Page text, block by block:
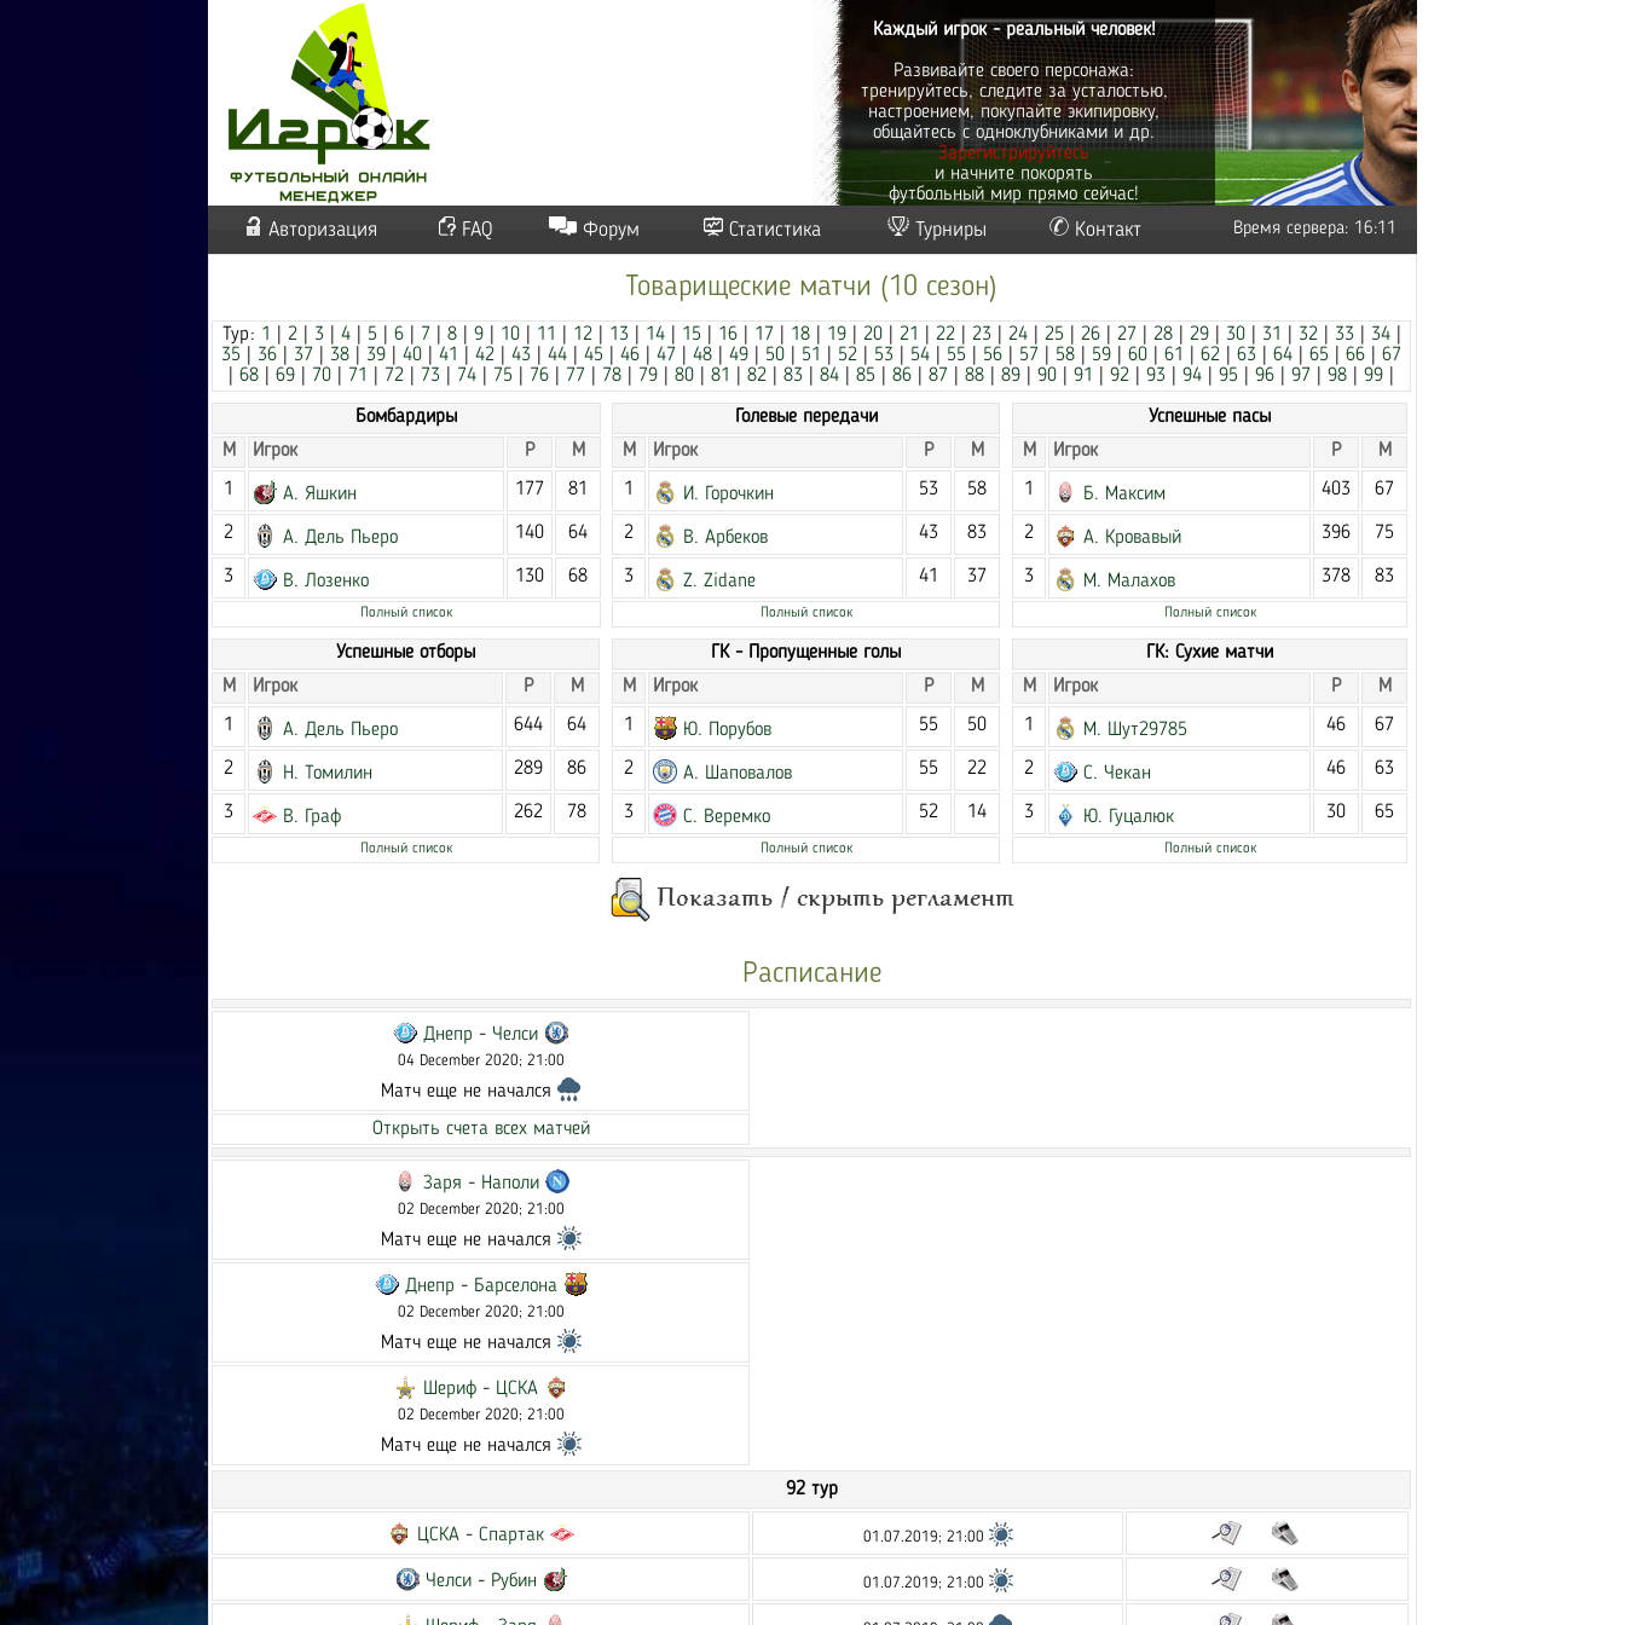
Каждый игрок - реальный человек!
Развивайте своего персонажа:
тренируйтесь, следите за усталостью,
настроением, покупайте экипировку,
общайтесь с одноклубниками и др.
Зарегистрируйтесь
и начните покорять
футбольный мир прямо сейчас!
Авторизация FAQ Форум Статистика Турниры Контакт Время сервера: 16:11
Товарищеские матчи (10 сезон)
Тур: 1 2| 3 4| 5| 6| 7 8| 9| 10| 11 12| 13 14| 15| 16| 17 18| 19| 20| 21 22| 23 24| 25| 26| 27 28| 29| 30| 31 32| 33 34|
35
36 37 38 39 40 41 42 43 44 45 46 47 48 49 50 51 52 53 54 55 56 57 58 59 60 61 62 63 64 65 66
67
68 69 70 71 72 73 74 75 76 77 78 79 80 81 82 83 84 85 86 87 88 89 90 91 92 93 94 95 96 97 98 99
Бомбардиры
М
Игрок Р
М
1
А. Яшкин 177 81
2 А. Дель Пьеро 140 64
3 В. Лозенко 130 68
Полный список
Голевые передачи
М
Игрок Р
М
1
И. Горочкин 53 58
2 В. Арбеков 43 83
3 Z. Zidane 41 37
Полный список
Успешные пасы
М
Игрок Р
М
1
Б. Максим 403 67
2 А. Кровавый 396 75
3 М. Малахов 378 83
Полный список
Успешные отборы
М
Игрок Р
М
1
А. Дель Пьеро 644 64
2 Н. Томилин 289 86
3 В. Граф 262 78
Полный список
ГК - Пропущенные голы
М
Игрок Р
М
1
Ю. Порубов 55 50
2 А. Шаповалов 55 22
3 С. Веремко 52 14
Полный список
ГК: Сухие матчи
М
Игрок Р
М
1
М. Шут29785 46 67
2 С. Чекан 46 63
3 Ю. Гуцалюк 30 65
Полный список
Расписание
Днепр - Челси
04 December 2020; 21:00
Матч еще не начался
Открыть счета всех матчей
Заря - Наполи
02 December 2020; 21:00
Матч еще не начался
Днепр - Барселона
02 December 2020; 21:00
Матч еще не начался
Шериф - ЦСКА
02 December 2020; 21:00
Матч еще не начался
92 тур
ЦСКА - Спартак 01.07.2019; 21:00
Челси- Рубин 01.07.2019; 21:00